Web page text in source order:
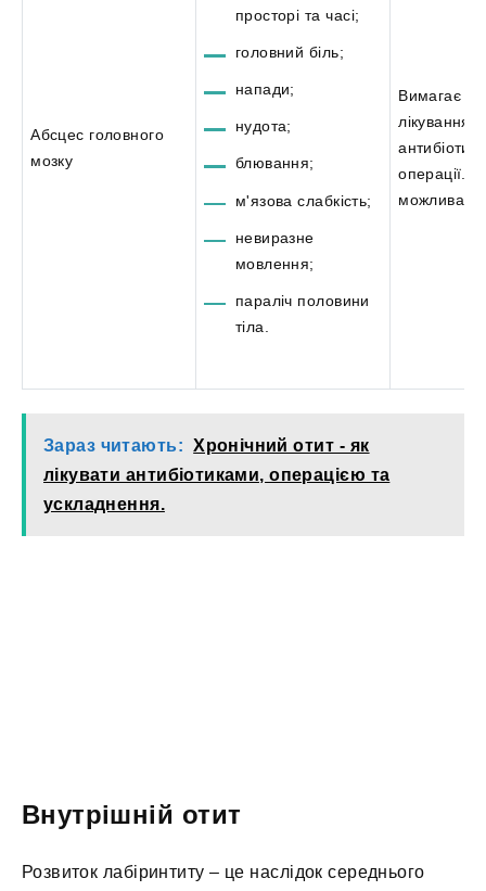
Абсцес головного
мозку
просторі та часі;
головний біль;
напади;
нудота;
блювання;
м'язова слабкість;
невиразне
мовлення;
параліч половини
тіла.
Вимагає
лікування
операції.
можлива
Зараз читають: Хронічний отит - як
лікувати антибіотиками, операцією та
ускладнення.
Внутрішній отит
Розвиток лабіринтиту – це наслідок середнього